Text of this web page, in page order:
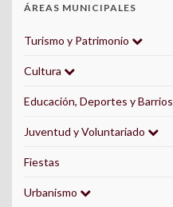
ÁREAS MUNICIPALES
Turismo y Patrimonio
Cultura
Educación, Deportes y Barrios
Juventud y Voluntariado
Fiestas
Urbanismo